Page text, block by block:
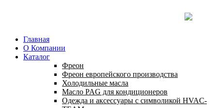
Главная
О Компании
Каталог
Фреон
Фреон европейского производства
Холодильные масла
Масло PAG для кондиционеров
Одежда и аксессуары с символикой HVAC-